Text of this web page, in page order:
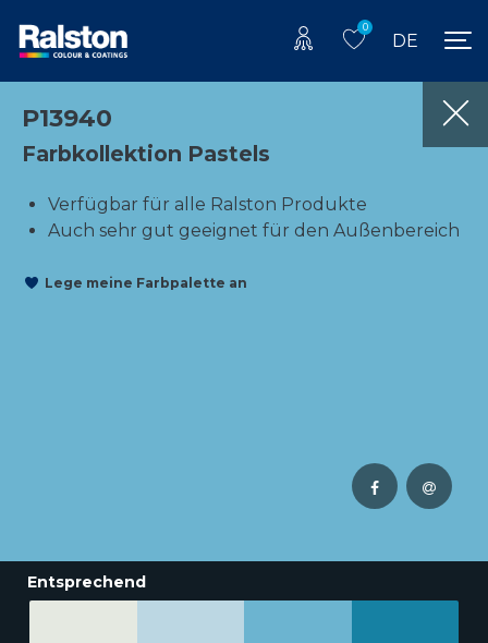
0
DE
P13940
Farbkollektion Pastels
Verfügbar für alle Ralston Produkte
Auch sehr gut geeignet für den Außenbereich
Lege meine Farbpalette an
Entsprechend